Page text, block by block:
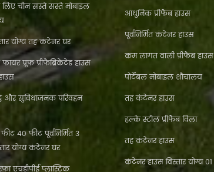
चीन सस्ते सस्ते मोबाइल
योग्य तह कंटेनर घर
प्रूफ प्रीफैब्रिकेटेड हाउस
और सुविधाजनक परिवहन
40 फीट पूर्वनिर्मित 3
योग्य कंटेनर घर
एचडीपीई प्लास्टिक
आधुनिक प्रीफैब हाउस
पूर्वनिर्मित कंटेनर हाउस
कम लागत वाली प्रीफैब हाउस
पोर्टेबल मोबाइल शौचालय
तह कंटेनर हाउस
हल्के स्टील प्रीफैब विला
तह कंटेनर हाउस
कंटेनर हाउस विस्तार योग्य 01